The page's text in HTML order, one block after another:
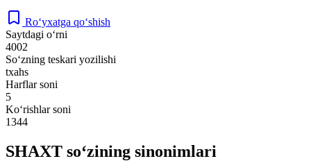
Ro‘yxatga qo‘shish
Saytdagi o‘rni
4002
So‘zning teskari yozilishi
txahs
Harflar soni
5
Ko‘rishlar soni
1344
SHAXT so‘zining sinonimlari